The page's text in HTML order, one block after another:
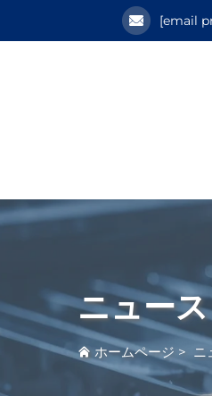
[email
ニュース
ホームページ > ニ